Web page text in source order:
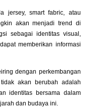
jersey, smart fabric, atau
akan menjadi trend di
sebagai identitas visual,
memberikan informasi
dengan perkembangan
akan berubah adalah
identitas bersama dalam
dan budaya ini.